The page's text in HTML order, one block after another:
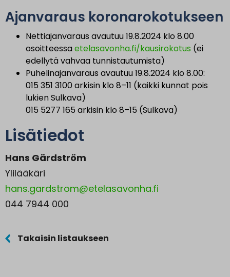
Ajanvaraus koronarokotukseen
Nettiajanvaraus avautuu 19.8.2024 klo 8.00
osoitteessaetelasavonha.fi/kausirokotus (ei
edellytä vahvaa tunnistautumista)
Puhelinajanvaraus avautuu 19.8.2024 klo 8.00:
015 351 3100 arkisin klo 8–11 (kaikki kunnat pois
lukien Sulkava)
015 5277 165 arkisin klo 8–15 (Sulkava)
Lisätiedot
Hans Gärdström
Ylilääkäri
hans.gardstrom@etelasavonha.fi
044 7944 000
Takaisin listaukseen